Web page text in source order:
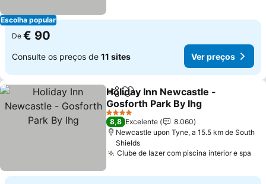
Escolha popular
De € 90
Consulte os preços de 11 sites Ver preços
PartilharAdicionar aos favoritos
Holiday Inn Newcastle -
Gosforth Park By Ihg
Ver preços
4 Estrelas
8,8 Excelente
8.060
Newcastle upon Tyne, a 15.5 km de South
Shields
Clube de lazer com piscina interior e spa